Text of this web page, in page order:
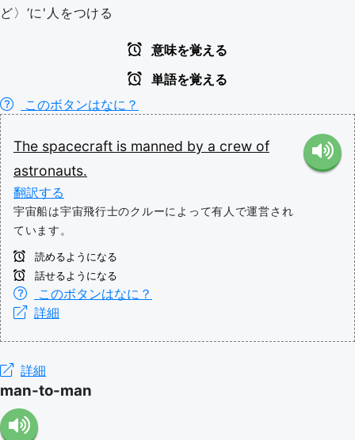
ど〉‘に'人をつける
意味を覚える
単語を覚える
このボタンはなに？
The spacecraft is manned by a crew of
astronauts.
翻訳する
宇宙船は宇宙飛行士のクルーによって有人で運営され
ています。
読めるようになる
話せるようになる
このボタンはなに？
詳細
詳細
man-to-man